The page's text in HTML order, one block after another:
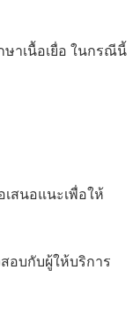
ษาเนื้อเยื่อ ในกรณีนี้
สนอแนะเพื่อให้
อบกับผู้ให้บริการ